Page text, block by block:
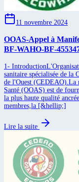
11 novembre 2024
OOAS-Appel à
BF-WAHO-BF-
1-
sanitaire spécialisée de la
de l'Ouest (CEDEAO).La
Santé (OOAS) est de
la plus haute qualité
membres,la [&hellip;]
Lire la suite